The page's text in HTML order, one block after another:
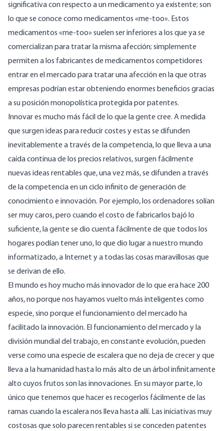
significativa con respecto a un medicamento ya existente; son
lo que se conoce como medicamentos «me-too». Estos
medicamentos «me-too» suelen ser inferiores a los que ya se
comercializan para tratar la misma afección; simplemente
permiten a los fabricantes de medicamentos competidores
entrar en el mercado para tratar una afección en la que otras
empresas podrían estar obteniendo enormes beneficios gracias
a su posición monopolística protegida por patentes.
Innovar es mucho más fácil de lo que la gente cree. A medida
que surgen ideas para reducir costes y estas se difunden
inevitablemente a través de la competencia, lo que lleva a una
caída continua de los precios relativos, surgen fácilmente
nuevas ideas rentables que, una vez más, se difunden a través
de la competencia en un ciclo infinito de generación de
conocimiento e innovación. Por ejemplo, los ordenadores solían
ser muy caros, pero cuando el costo de fabricarlos bajó lo
suficiente, la gente se dio cuenta fácilmente de que todos los
hogares podían tener uno, lo que dio lugar a nuestro mundo
informatizado, a Internet y a todas las cosas maravillosas que
se derivan de ello.
El mundo es hoy mucho más innovador de lo que era hace 200
años, no porque nos hayamos vuelto más inteligentes como
especie, sino porque el funcionamiento del mercado ha
facilitado la innovación. El funcionamiento del mercado y la
división mundial del trabajo, en constante evolución, pueden
verse como una especie de escalera que no deja de crecer y que
lleva a la humanidad hasta lo más alto de un árbol infinitamente
alto cuyos frutos son las innovaciones. En su mayor parte, lo
único que tenemos que hacer es recogerlos fácilmente de las
ramas cuando la escalera nos lleva hasta allí. Las iniciativas muy
costosas que solo parecen rentables si se conceden patentes